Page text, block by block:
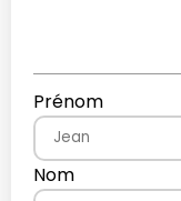
Prénom
Nom